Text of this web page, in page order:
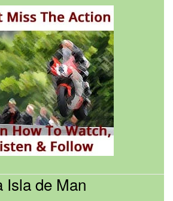
Isla de Man